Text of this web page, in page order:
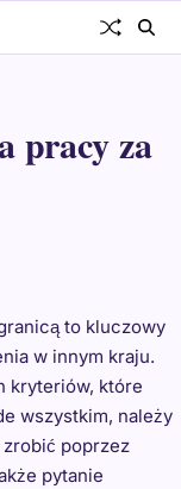
pracy za
to kluczowy
w innym kraju.
kryteriów, które
wszystkim, należy
poprzez
pytanie